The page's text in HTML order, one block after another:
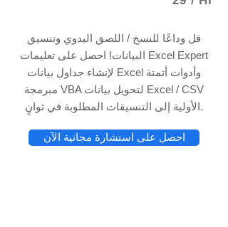
قل وداعًا للنسخ / اللصق اليدوي وتنسيق
البيانات! احصل على تعليمات Excel Expert
لإنشاء جداول بيانات Excel وأدوات أتمتة
مبرمجة VBA لتحويل بيانات Excel / CSV
الأولية إلى التنسيقات المطلوبة في ثوانٍ.
احصل على استشارة مجانية الآن